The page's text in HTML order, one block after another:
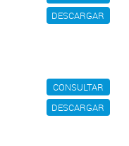
DESCARGAR
CONSULTAR
DESCARGAR